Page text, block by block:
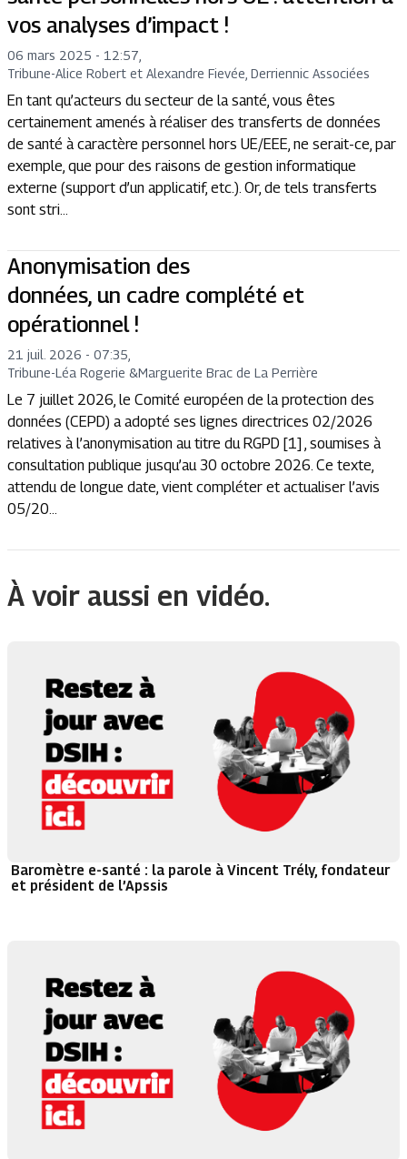
vos analyses d’impact !
06 mars 2025 - 12:57
Tribune-Alice Robert et Alexandre Fievée, Derriennic Associées
En tant qu’acteurs du secteur de la santé, vous êtes
certainement amenés à réaliser des transferts de données
de santé à caractère personnel hors UE/EEE, ne serait-ce, par
exemple, que pour des raisons de gestion informatique
externe (support d’un applicatif, etc.). Or, de tels transferts
sont stri...
Anonymisation des
données, un cadre complété et
opérationnel !
21 juil. 2026 - 07:35
Tribune-Léa Rogerie &Marguerite Brac de La Perrière
Le 7 juillet 2026, le Comité européen de la protection des
données (CEPD) a adopté ses lignes directrices 02/2026
relatives à l’anonymisation au titre du RGPD [1] , soumises à
consultation publique jusqu’au 30 octobre 2026. Ce texte,
attendu de longue date, vient compléter et actualiser l’avis
05/20...
À voir aussi en vidéo.
Baromètre e-santé : la parole à Vincent Trély, fondateur
et président de l’Apssis